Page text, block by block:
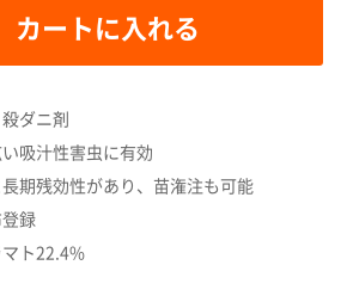
カートに入れる
ダニ剤
吸汁性害虫に有効
期残効性があり、苗潅注も可能
録
ト22.4%